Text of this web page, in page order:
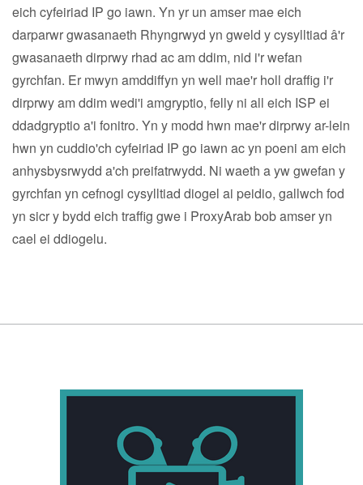
eich cyfeiriad IP go iawn. Yn yr un amser mae eich
darparwr gwasanaeth Rhyngrwyd yn gweld y cysylltiad â'r
gwasanaeth dirprwy rhad ac am ddim, nid i'r wefan
gyrchfan. Er mwyn amddiffyn yn well mae'r holl draffig i'r
dirprwy am ddim wedi'i amgryptio, felly ni all eich ISP ei
ddadgryptio a'i fonitro. Yn y modd hwn mae'r dirprwy ar-lein
hwn yn cuddio'ch cyfeiriad IP go iawn ac yn poeni am eich
anhysbysrwydd a'ch preifatrwydd. Ni waeth a yw gwefan y
gyrchfan yn cefnogi cysylltiad diogel ai peidio, gallwch fod
yn sicr y bydd eich traffig gwe i ProxyArab bob amser yn
cael ei ddiogelu.